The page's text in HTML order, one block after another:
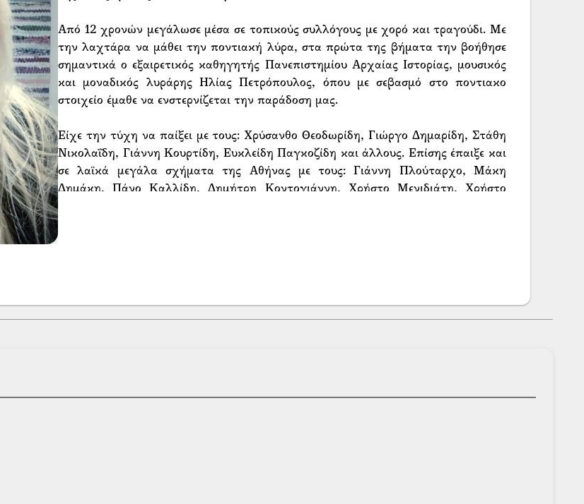
Από 12 χρονών μεγάλωσε μέσα σε τοπικούς συλλόγους με χορό και τραγούδι. Με
την λαχτάρα να μάθει την ποντιακή λύρα, στα πρώτα της βήματα την βοήθησε
σημαντικά ο εξαιρετικός καθηγητής Πανεπιστημίου Αρχαίας Ιστορίας, μουσικός
και μοναδικός λυράρης Ηλίας Πετρόπουλος, όπου με σεβασμό στο ποντιακο
στοιχείο έμαθε να ενστερνίζεται την παράδοση μας.
Είχε την τύχη να παίξει με τους: Χρύσανθο Θεοδωρίδη, Γιώργο Δημαρίδη, Στάθη
Νικολαΐδη, Γιάννη Κουρτίδη, Ευκλείδη Παγκοζίδη και άλλους. Επίσης έπαιξε και
σε λαϊκά μεγάλα σχήματα της Αθήνας με τους: Γιάννη Πλούταρχο, Μάκη
Δημάκη, Πάνο Καλλίδη, Δημήτρη Κοντογιάννη, Χρήστο Μενιδιάτη, Χρήστο